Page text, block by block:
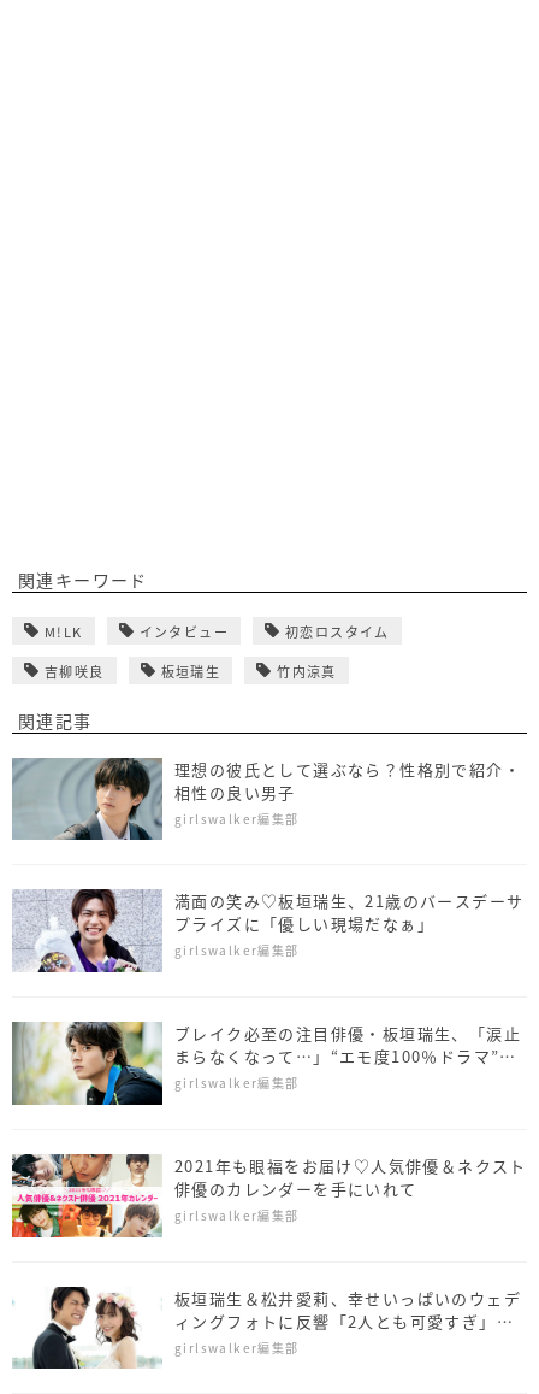
関連キーワード
M!LK インタビュー 初恋ロスタイム
吉柳咲良 板垣瑞生 竹内涼真
関連記事
理想の彼氏として選ぶなら？性格別で紹介・
相性の良い男子
girlswalker編集部
満面の笑み♡板垣瑞生、21歳のバースデーサ
プライズに「優しい現場だなぁ」
girlswalker編集部
ブレイク必至の注目俳優・板垣瑞生、「涙止
まらなくなって…」“エモ度100％ドラマ”の
舞台裏あかす
girlswalker編集部
2021年も眼福をお届け♡人気俳優＆ネクスト
俳優のカレンダーを手にいれて
girlswalker編集部
板垣瑞生＆松井愛莉、幸せいっぱいのウェデ
ィングフォトに反響「2人とも可愛すぎ」
《マリハニ》
girlswalker編集部